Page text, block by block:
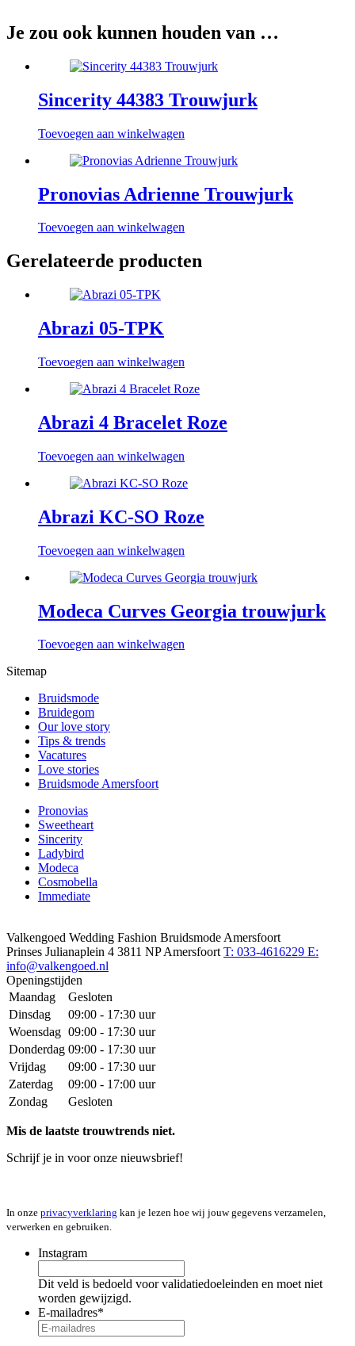
Je zou ook kunnen houden van …
Sincerity 44383 Trouwjurk
Toevoegen aan winkelwagen
Pronovias Adrienne Trouwjurk
Toevoegen aan winkelwagen
Gerelateerde producten
Abrazi 05-TPK
Toevoegen aan winkelwagen
Abrazi 4 Bracelet Roze
Toevoegen aan winkelwagen
Abrazi KC-SO Roze
Toevoegen aan winkelwagen
Modeca Curves Georgia trouwjurk
Toevoegen aan winkelwagen
Sitemap
Bruidsmode
Bruidegom
Our love story
Tips & trends
Vacatures
Love stories
Bruidsmode Amersfoort
Pronovias
Sweetheart
Sincerity
Ladybird
Modeca
Cosmobella
Immediate
Valkengoed Wedding Fashion Bruidsmode Amersfoort
Prinses Julianaplein 4 3811 NP AmersfoortT: 033-4616229 E:
info@valkengoed.nl
Openingstijden
Maandag
Gesloten
Dinsdag
09:00 - 17:30 uur
Woensdag 09:00 - 17:30 uur
Donderdag 09:00 - 17:30 uur
Vrijdag
09:00 - 17:30 uur
Zaterdag
09:00 - 17:00 uur
Zondag
Gesloten
Mis de laatste trouwtrends niet.
Schrijf je in voor onze nieuwsbrief!
In onze privacyverklaring kan je lezen hoe wij jouw gegevens verzamelen,
verwerken en gebruiken.
Instagram
Dit veld is bedoeld voor validatiedoeleinden en moet niet
worden gewijzigd.
E-mailadres*